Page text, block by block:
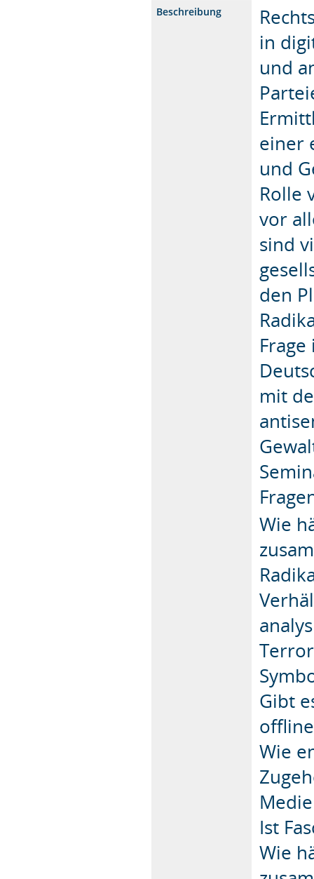
Beschreibung
in
und
einer
und
Rolle
vor
sind
den
mit
Wie
Gibt
Wie
Ist
Wie